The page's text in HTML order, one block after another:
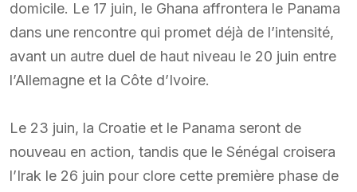
domicile. Le 17 juin, le Ghana affrontera le Panama
dans une rencontre qui promet déjà de l’intensité,
avant un autre duel de haut niveau le 20 juin entre
l’Allemagne et la Côte d’Ivoire.
Le 23 juin, la Croatie et le Panama seront de
nouveau en action, tandis que le Sénégal croisera
l’Irak le 26 juin pour clore cette première phase de